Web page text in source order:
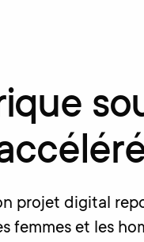
projet digital
femmes et les